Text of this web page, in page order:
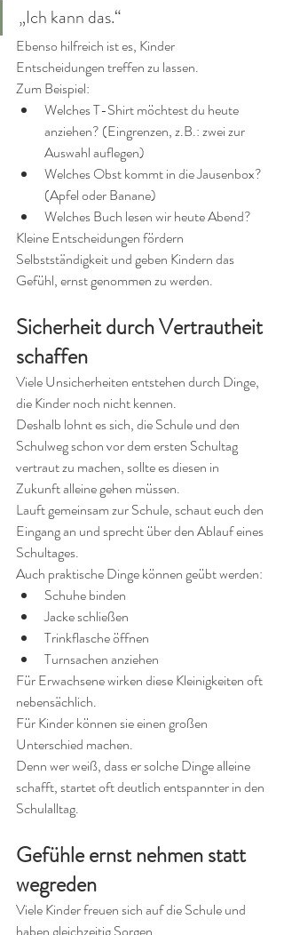
„Ich kann das.“
Ebenso hilfreich ist es, Kinder
Entscheidungen treffen zu lassen.
Zum Beispiel:
Welches T-Shirt möchtest du heute
anziehen? (Eingrenzen, z.B.: zwei zur
Auswahl auflegen)
Welches Obst kommt in die Jausenbox?
(Apfel oder Banane)
Welches Buch lesen wir heute Abend?
Kleine Entscheidungen fördern
Selbstständigkeit und geben Kindern das
Gefühl, ernst genommen zu werden.
Sicherheit durch Vertrautheit
schaffen
Viele Unsicherheiten entstehen durch Dinge,
die Kinder noch nicht kennen.
Deshalb lohnt es sich, die Schule und den
Schulweg schon vor dem ersten Schultag
vertraut zu machen, sollte es diesen in
Zukunft alleine gehen müssen.
Lauft gemeinsam zur Schule, schaut euch den
Eingang an und sprecht über den Ablauf eines
Schultages.
Auch praktische Dinge können geübt werden:
Schuhe binden
Jacke schließen
Trinkflasche öffnen
Turnsachen anziehen
Für Erwachsene wirken diese Kleinigkeiten oft
nebensächlich.
Für Kinder können sie einen großen
Unterschied machen.
Denn wer weiß, dass er solche Dinge alleine
schafft, startet oft deutlich entspannter in den
Schulalltag.
Gefühle ernst nehmen statt
wegreden
Viele Kinder freuen sich auf die Schule und
haben gleichzeitig Sorgen.